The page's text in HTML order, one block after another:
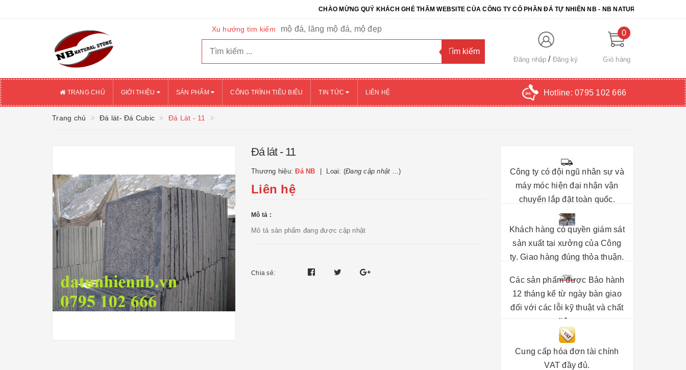
CHÀO MỪNG QUÝ KHÁCH GHÉ THĂM WEBSITE CỦA CÔNG TY CỔ PHẦN ĐÁ TỰ NHIÊN NB - NB NATURAL STONE. CHÚC
Xu hướng tìm kiếm mộ đá, lăng mộ đá, mộ đẹp
Đăng nhập Đăng ký
0
Giỏ hàng
TRANG CHỦ GIỚI THIỆU SẢN PHẨM CÔNG TRÌNH TIÊU BIỂU TIN TỨC LIÊN HỆ Hotline: 0795 102 666
Trang chủ Đá lát- Đá Cubic Đá Lát - 11
Đá lát - 11
Thương hiệu:Đá NB Loại: (Đang cập nhật ...)
Liên hệ
Mô tả :
Mô tả sản phẩm đang được cập nhật
Chia sẻ:
Công ty có đội ngũ nhân sự và
máy móc hiện đại nhận vận
chuyển lắp đặt toàn quốc.
Khách hàng có quyền giám sát
sản xuất tại xưởng của Công
ty. Giao hàng đúng thỏa thuận.
Các sản phẩm được Bảo hành
12 tháng kể từ ngày bàn giao
đối với các lỗi kỹ thuật và chất
liệu.
Cung cấp hóa đơn tài chính
VAT đầy đủ.